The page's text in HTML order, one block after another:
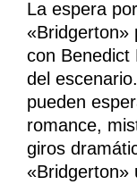
La espera
«Bridgerton»
con Benedict
del
pueden
romance,
giros
«Bridgerton»